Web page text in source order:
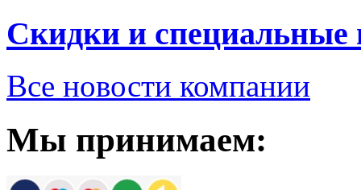
Скидки и специальные
Все новости компании
Мы принимаем: